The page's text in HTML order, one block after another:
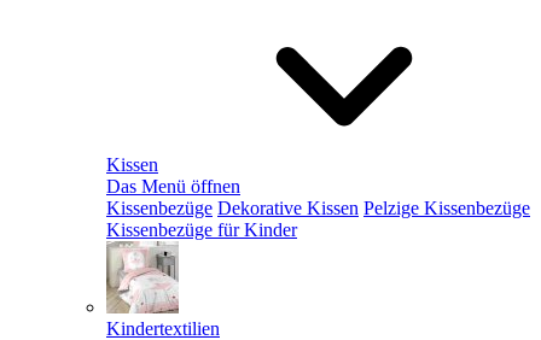
Kissen
Das Menü öffnen
Kissenbezüge Dekorative Kissen Pelzige Kissenbezüge
Kissenbezüge für Kinder
Kindertextilien